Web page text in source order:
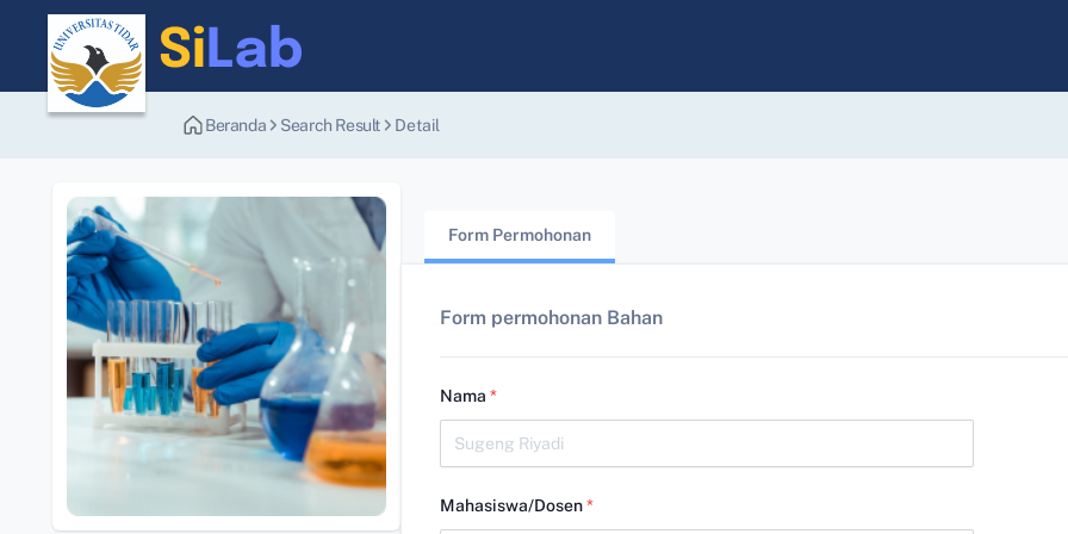
Beranda Search Result Detail
Form Permohonan
Form permohonan Bahan
Nama *
Mahasiswa/Dosen*